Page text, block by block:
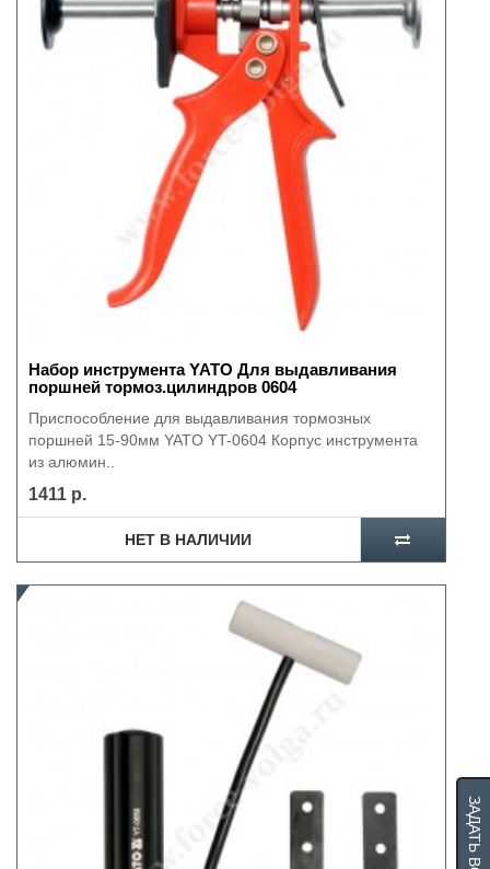
Набор инструмента YATO Для выдавливания
поршней тормоз.цилиндров 0604
Приспособление для выдавливания тормозных
поршней 15-90мм YATO YT-0604 Корпус инструмента
из алюмин..
1411 р.
НЕТ В НАЛИЧИИ